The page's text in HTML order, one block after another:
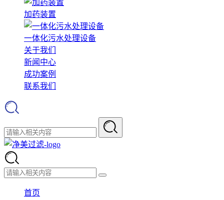
加药装置
一体化污水处理设备
关于我们
新闻中心
成功案例
联系我们
首页